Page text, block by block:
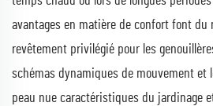
avantages en matière de confort font du
revêtement privilégié pour les
schémas dynamiques de mouvement et
peau nue caractéristiques du jardinage